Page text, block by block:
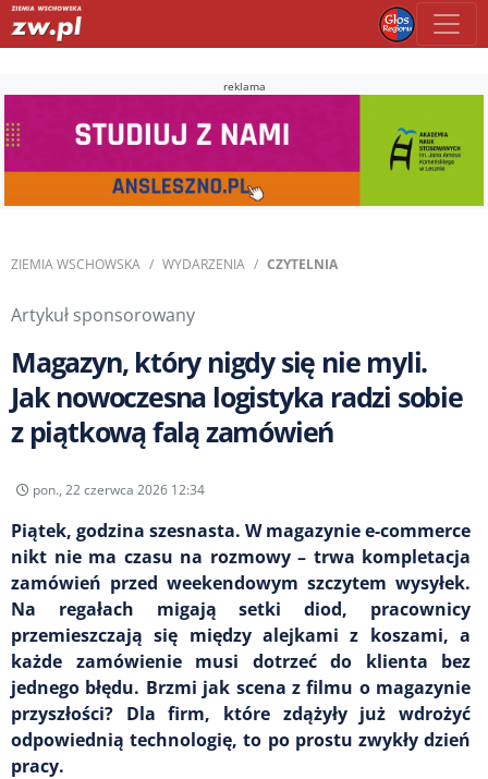
reklama
ZIEMIA WSCHOWSKA WYDARZENIA CZYTELNIA
Artykuł sponsorowany
Magazyn, który nigdy się nie myli.
Jak nowoczesna logistyka radzi sobie
z piątkową falą zamówień
pon., 22 czerwca 2026 12:34
Piątek, godzina szesnasta. W magazynie e-commerce
nikt nie ma czasu na rozmowy – trwa kompletacja
zamówień przed weekendowym szczytem wysyłek.
Na regałach migają setki diod, pracownicy
przemieszczają się między alejkami z koszami, a
każde zamówienie musi dotrzeć do klienta bez
jednego błędu. Brzmi jak scena z filmu o magazynie
przyszłości? Dla firm, które zdążyły już wdrożyć
odpowiednią technologię, to po prostu zwykły dzień
pracy.